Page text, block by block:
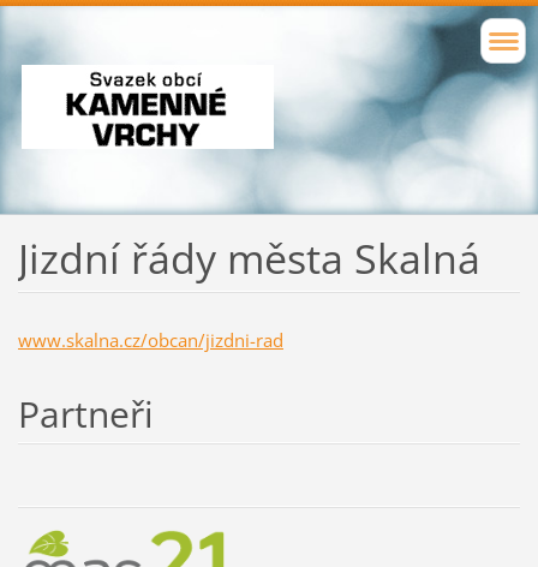
Jizdní řády města Skalná
www.skalna.cz/obcan/jizdni-rad
Partneři